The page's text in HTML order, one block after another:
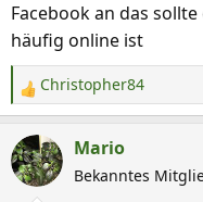
Facebook an das
häufig online ist
R
e
a
k
t
Christopher84
Mario
Bekanntes